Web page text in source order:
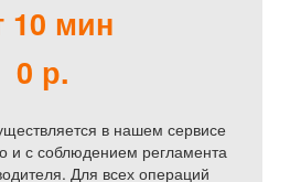
10 мин
0 р.
в нашем сервисе
и с соблюдением регламента
Для всех операций